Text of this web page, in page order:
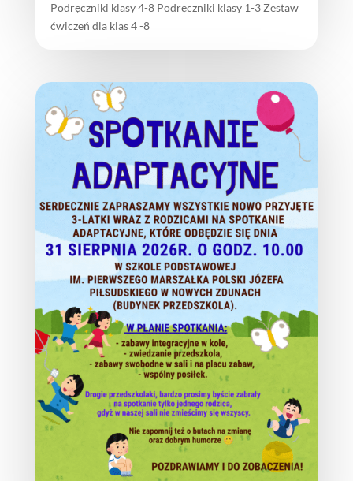
Podręczniki klasy 4-8 Podręczniki klasy 1-3 Zestaw
ćwiczeń dla klas 4 -8